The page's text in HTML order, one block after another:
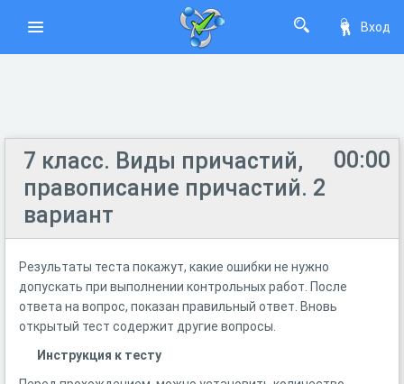
Вход
00:00
7 класс. Виды причастий,
правописание причастий. 2
вариант
Результаты теста покажут, какие ошибки не нужно
допускать при выполнении контрольных работ. После
ответа на вопрос, показан правильный ответ. Вновь
открытый тест содержит другие вопросы.
Инструкция к тесту